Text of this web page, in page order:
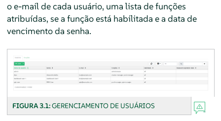
o e-mail de cada usuário, uma lista de funções
atribuídas, se a função está habilitada e a data de
vencimento da senha.
FIGURA 3.1:GERENCIAMENTO DE USUÁRIOS